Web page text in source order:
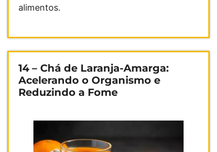
alimentos.
14 – Chá de Laranja-Amarga:
Acelerando o Organismo e
Reduzindo a Fome